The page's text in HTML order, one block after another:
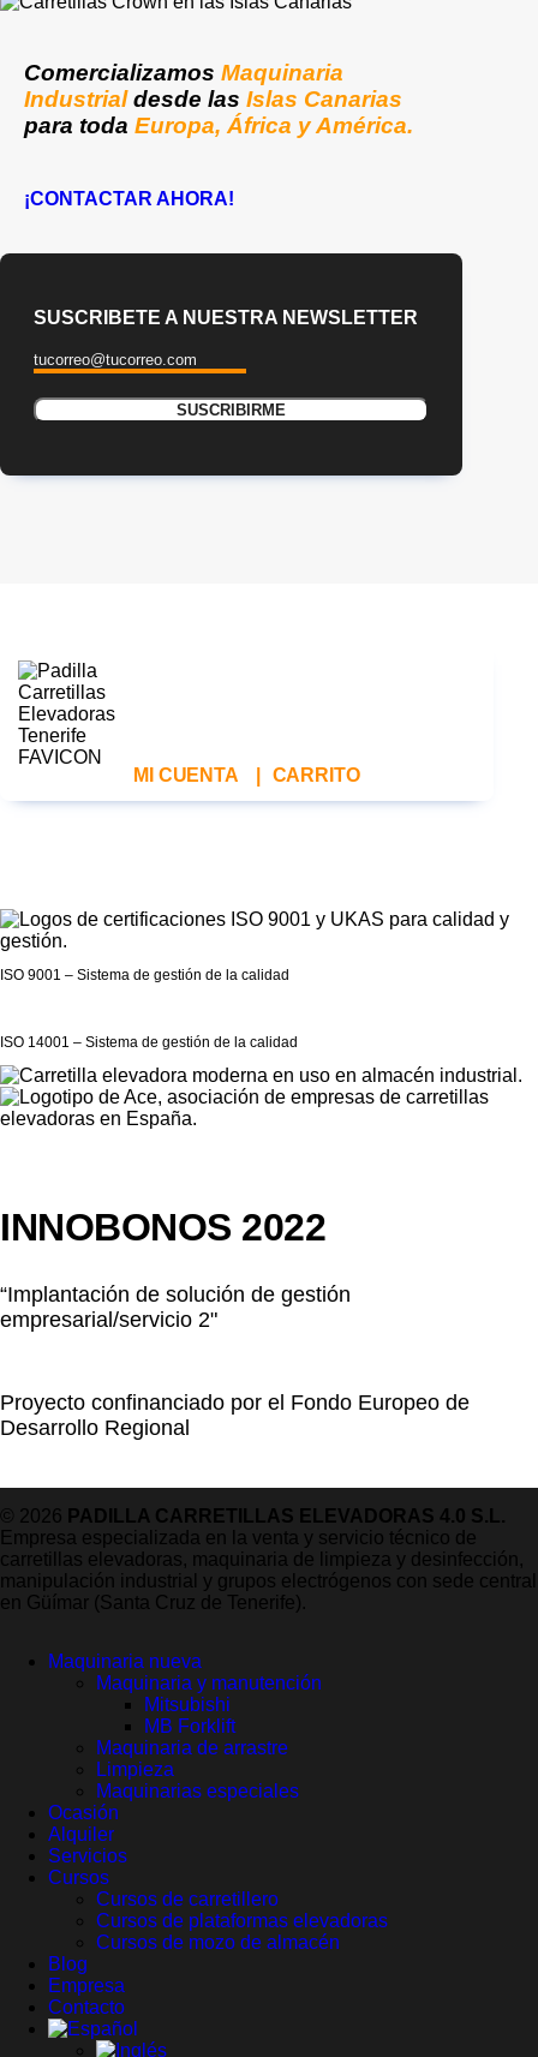
Comercializamos Maquinaria
Industrialdesde las Islas Canarias
para toda Europa, África y América.
¡CONTACTAR AHORA!
SUSCRIBETE A NUESTRA NEWSLETTER
MI CUENTA CARRITO
ISO 9001 – Sistema de gestión de la calidad
ISO 14001 – Sistema de gestión de la calidad
INNOBONOS 2022
“Implantación de solución de gestión
empresarial/servicio 2"
Proyecto confinanciado por el Fondo Europeo de
Desarrollo Regional
© 2026 PADILLA CARRETILLAS ELEVADORAS 4.0 S.L.
Empresa especializada en la venta y servicio técnico de
carretillas elevadoras, maquinaria de limpieza y desinfección,
manipulación industrial y grupos electrógenos con sede central
en Güímar (Santa Cruz de Tenerife).
Maquinaria nueva
Maquinaria y manutención
Mitsubishi
MB Forklift
Maquinaria de arrastre
Limpieza
Maquinarias especiales
Ocasión
Alquiler
Servicios
Cursos
Cursos de carretillero
Cursos de plataformas elevadoras
Cursos de mozo de almacén
Blog
Empresa
Contacto